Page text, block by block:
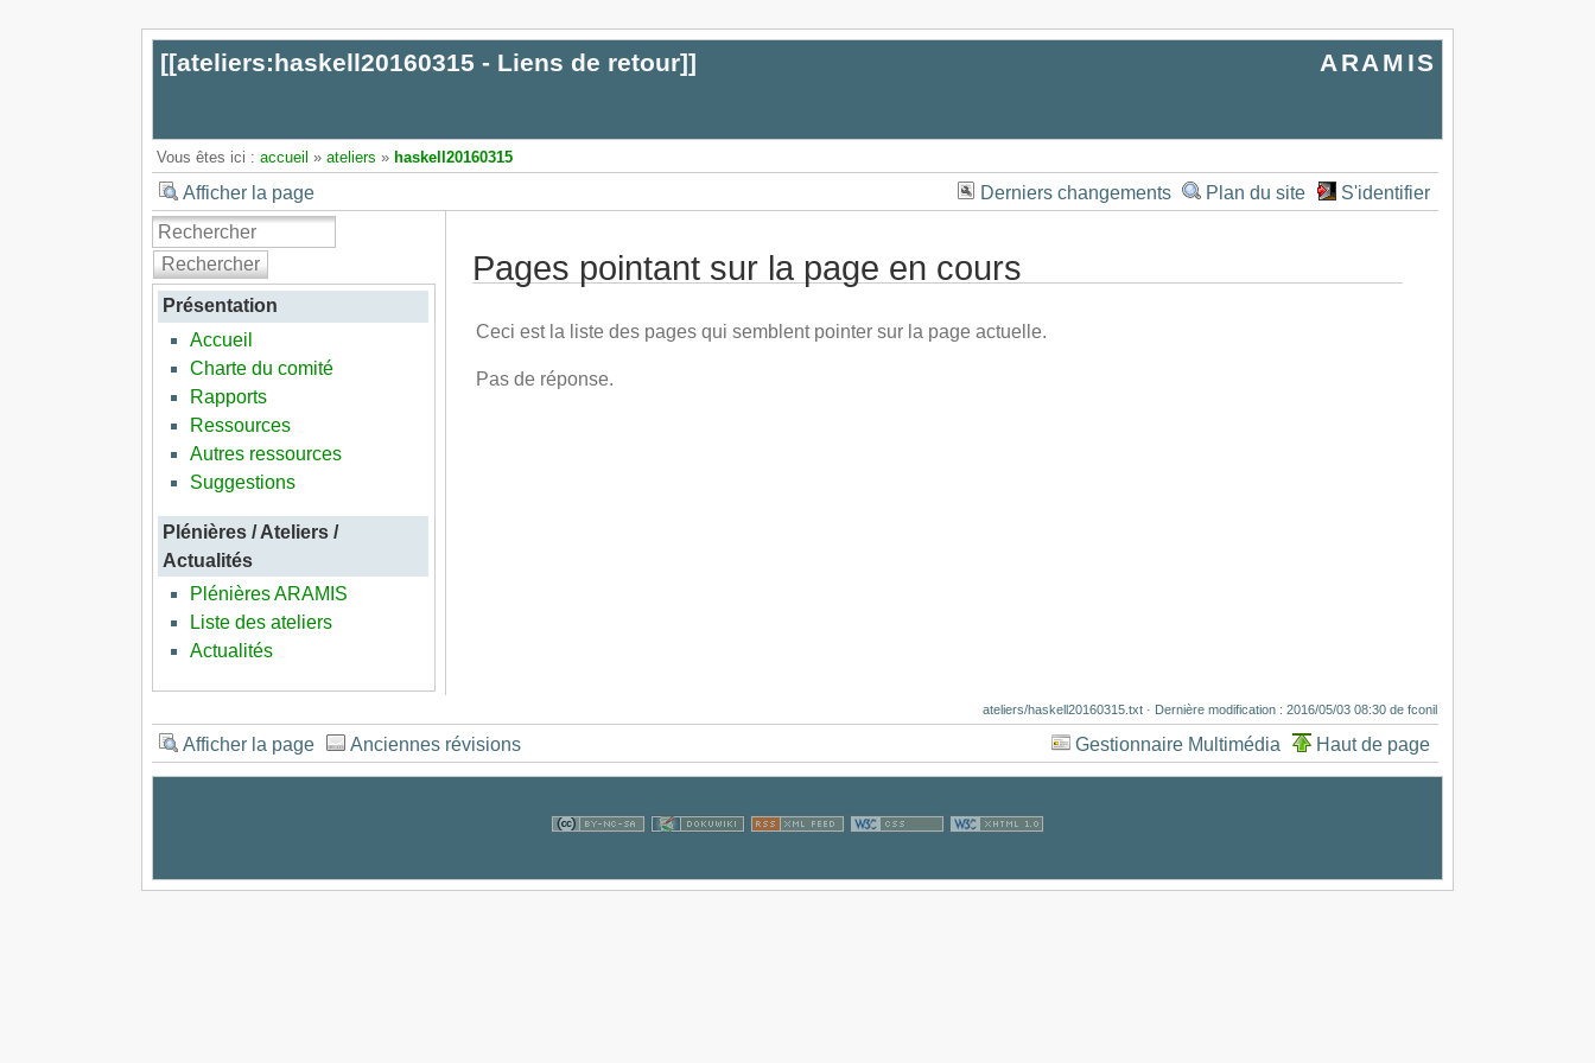
[[ateliers:haskell20160315 - Liens de retour]] ARAMIS
Vous êtes ici : accueil » ateliers » haskell20160315
Afficher la page Derniers changements Plan du site S'identifier
Rechercher
Présentation
Accueil
Charte du comité
Rapports
Ressources
Autres ressources
Suggestions
Plénières / Ateliers /
Actualités
Plénières ARAMIS
Liste des ateliers
Actualités
Pages pointant sur la page en cours
Ceci est la liste des pages qui semblent pointer sur la page actuelle.
Pas de réponse.
ateliers/haskell20160315.txt· Dernière modification : 2016/05/03 08:30de fconil
Afficher la page Anciennes révisions Gestionnaire Multimédia Haut de page